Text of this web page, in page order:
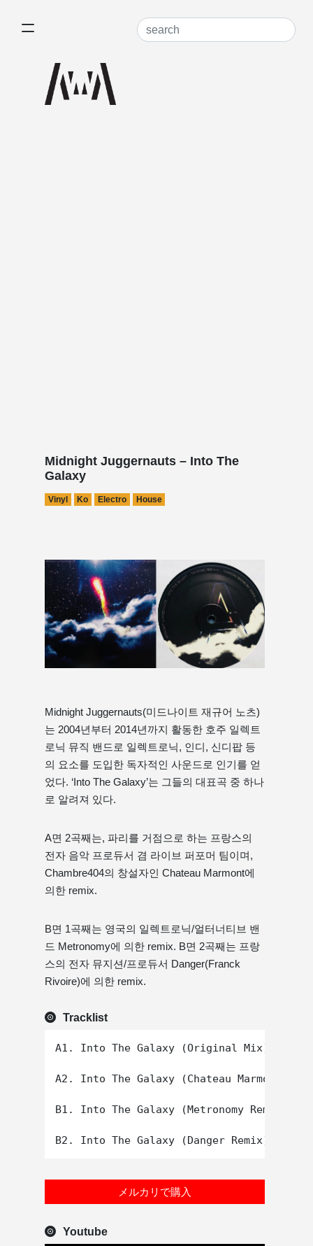
Midnight Juggernauts – Into The
Galaxy
Vinyl Ko Electro House
Midnight Juggernauts(미드나이트 재규어 노츠)
는 2004년부터 2014년까지 활동한 호주 일렉트
로닉 뮤직 밴드로 일렉트로닉, 인디, 신디팝 등
의 요소를 도입한 독자적인 사운드로 인기를 얻
었다. ‘Into The Galaxy’는 그들의 대표곡 중 하나
로 알려져 있다.
A면 2곡째는, 파리를 거점으로 하는 프랑스의
전자 음악 프로듀서 겸 라이브 퍼포머 팀이며,
Chambre404의 창설자인 Chateau Marmont에
의한 remix.
B면 1곡째는 영국의 일렉트로닉/얼터너티브 밴
드 Metronomy에 의한 remix. B면 2곡째는 프랑
스의 전자 뮤지션/프로듀서 Danger(Franck
Rivoire)에 의한 remix.
Tracklist
A1. Into The Galaxy (Original Mix)
A2. Into The Galaxy (Chateau Marmont
B1. Into The Galaxy (Metronomy Remix)
メルカリで購入
Youtube